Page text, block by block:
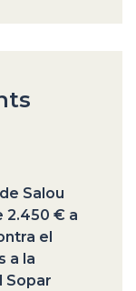
Salou
2.450 € a
el
a la
Sopar